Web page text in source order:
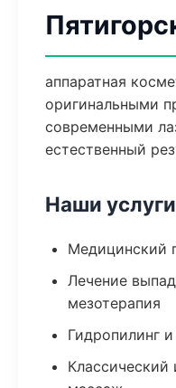
аппаратная
оригинальными
современными
естественный
Наши услуги
Медицинский
Лечение
мезотерапия
Гидропилинг